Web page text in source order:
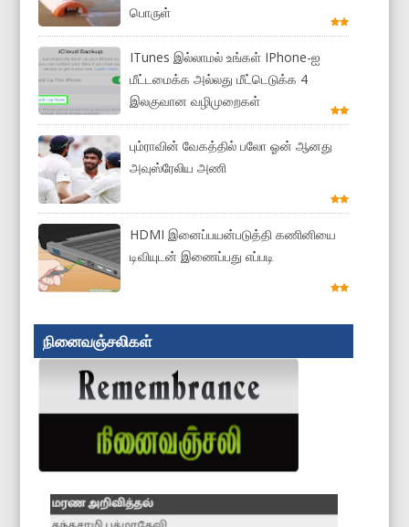
பொருள்
ITunes இல்லாமல் உங்கள் IPhone-ஐ
மீட்டமைக்க அல்லது மீட்டெடுக்க 4
இலகுவான வழிமுறைகள்
பும்ராவின் வேகத்தில் பலோ ஓன் ஆனது
அவுஸ்ரேலிய அணி
HDMI இனைப்பயன்படுத்தி கணினியை
டிவியுடன் இணைப்பது எப்படி
நினைவஞ்சலிகள்